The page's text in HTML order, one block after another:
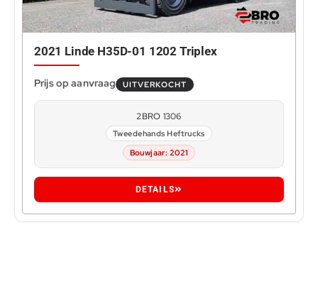
2021 Linde H35D-01 1202 Triplex
UITVERKOCHT
2BRO 1306
Tweedehands Heftrucks
Bouwjaar: 2021
DETAILS